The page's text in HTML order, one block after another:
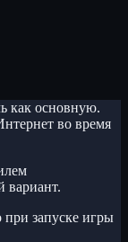
как основную.
во время
вариант.
запуске игры